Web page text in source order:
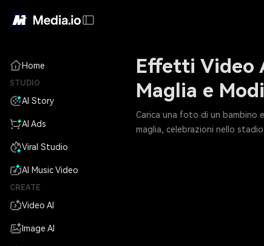
Home
STUDIO
AI Story
AI Ads
Viral Studio
AI Music Video
CREATE
Video AI
Image AI
Effetti Video
Maglia e
Carica una foto di un bambino
maglia, celebrazioni nello